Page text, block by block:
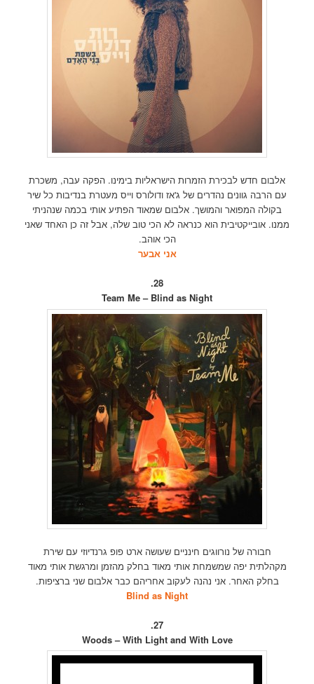
אלבום חדש לבכירת הזמרות הישראליות בימינו. הפקה עבה, משכרת
עם הרבה גוונים נהדרים של ג'אז ודולורס וייס מעטרת בנדיבות כל שיר
בקולה המפואר והמושך. אלבום שמאוד הפתיע אותי בכמה שנהניתי
ממנו. אובייקטיבית הוא כנראה לא הכי טוב שלה, אבל זה כן האחד שאני
הכי אוהב.
אני אבער
28.
Team Me – Blind as Night
חבורה של נורווגים חינניים שעושה ארט פופ גרנדיוזי עם שירת
מקהלתית יפה שמשמחת אותי מאוד בחלק מהזמן ומרגשת אותי מאוד
בחלק האחר. אני נהנה לעקוב אחריהם כבר אלבום שני ברציפות.
Blind as Night
27.
Woods – With Light and With Love